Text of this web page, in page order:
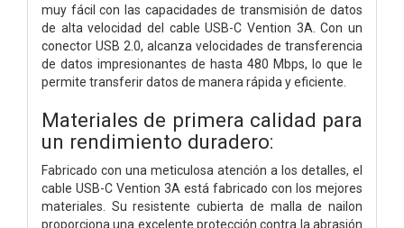
muy fácil con las capacidades de transmisión de datos
de alta velocidad del cable USB-C Vention 3A. Con un
conector USB 2.0, alcanza velocidades de transferencia
de datos impresionantes de hasta 480 Mbps, lo que le
permite transferir datos de manera rápida y eficiente.
Materiales de primera calidad para
un rendimiento duradero:
Fabricado con una meticulosa atención a los detalles, el
cable USB-C Vention 3A está fabricado con los mejores
materiales. Su resistente cubierta de malla de nailon
proporciona una excelente protección contra la abrasión